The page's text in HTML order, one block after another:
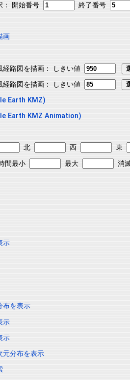
： 開始番号
終了番号
画
路図を描画： しきい値
路図を描画： しきい値
Earth KMZ)
Earth KMZ Animation)
北 西
東
間最小
最大 消
示
布を表示
示
示
元分布を表示